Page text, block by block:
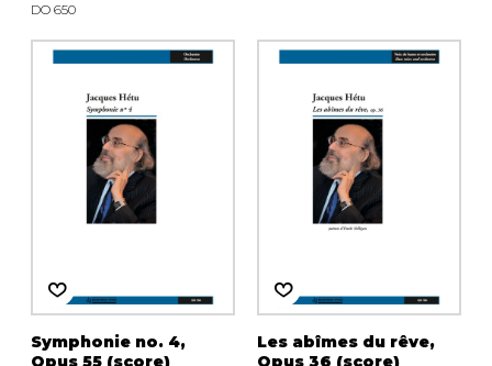
DO 650
Symphonie no. 4,
Opus 55 (score)
Les abîmes du rêve,
Opus 36 (score)